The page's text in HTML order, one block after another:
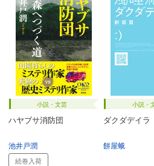
小説・文芸
ハヤブサ消防団
池井戸潤
続巻入荷
小説・
ダクダデイラ
餅屋蛾